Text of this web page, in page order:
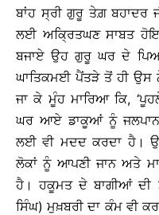
ਬਾਂਹ ਸ੍ਰੀ ਗੁਰੂ ਤੇਗ਼ ਬਹਾਦਰ
ਲਈ ਅਕ੍ਰਿਤਘਣ ਸਾਬਤ
ਬਜਾਏ ਉਹ ਗੁਰੂ ਘਰ ਦੇ
ਘਾਤਿਕਮਈ ਪੈਂਤੜੇ ਤੋਂ ਹੀ ਉਸ
ਜਾ ਕੇ ਮੂੰਹ ਮਾਰਿਆ ਕਿ,
ਘਰ ਆਏ ਡਾਕੂਆਂ ਨੂੰ ਜਲਪਾਨ
ਲਈ ਵੀ ਮਦਦ ਕਰਦਾ ਹੈ।
ਲੋਕਾਂ ਨੂੰ ਆਪਣੀ ਜਾਨ ਅਤੇ
ਹੈ। ਹਕੂਮਤ ਦੇ ਬਾਗੀਆਂ ਦੀ
ਸਿੰਘ) ਮੁਖ਼ਬਰੀ ਦਾ ਕੰਮ ਵੀ